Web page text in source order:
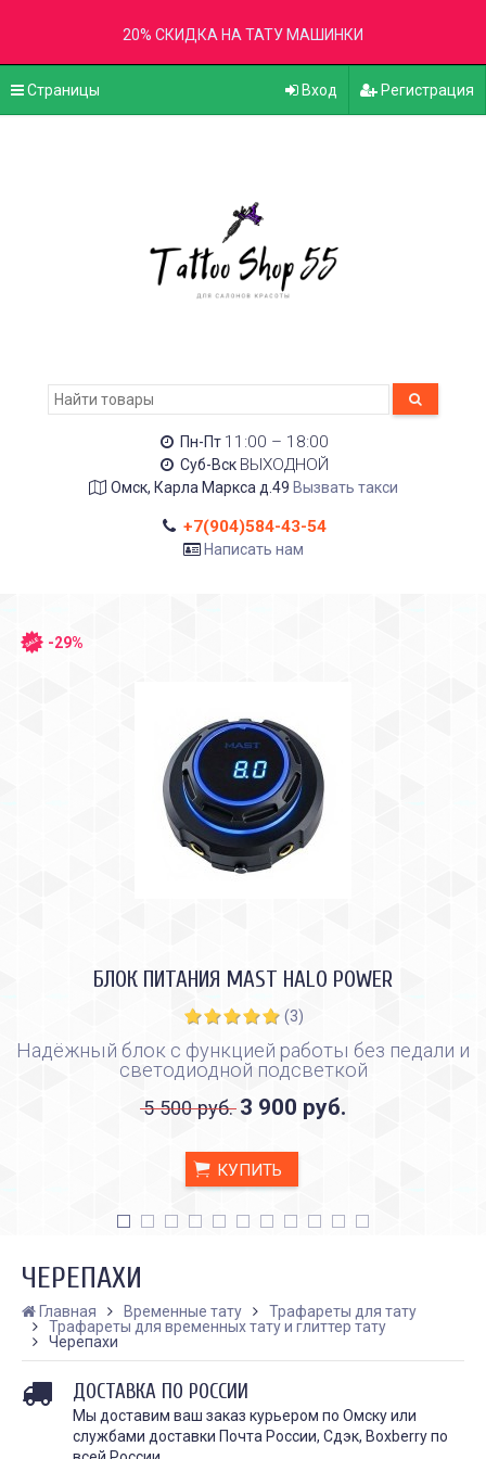
20% СКИДКА НА ТАТУ МАШИНКИ
Страницы Вход Регистрация
Пн-Пт 11:00 – 18:00
Суб-Вск ВЫХОДНОЙ
Омск, Карла Маркса д.49 Вызвать такси
+7(904)584-43-54
Написать нам
КАК ПРАВИЛЬНО И ДЛЯ ЧЕГО
ДЕЛАТЬ КАРБОНОВЫЙ ПИЛИНГ
Дата:28.02.2024
Карбоновый пилинг – это
инновационная
КАК ПРАВИЛЬНО
Дата:31.01.2024
Татуировки - это
-29%
БЛОК ПИТАНИЯ MAST HALO POWER
(3)
Надёжный блок с функцией работы без педали и
светодиодной подсветкой
5 500 руб. 3 900 руб.
КУПИТЬ
ЧЕРЕПАХИ
Главная Временные тату
Трафареты для тату
Трафареты для временных тату и глиттер тату
Черепахи
ДОСТАВКА ПО РОССИИ
Мы доставим ваш заказ курьером по Омску или
службами доставки Почта России, Сдэк, Boxberry по